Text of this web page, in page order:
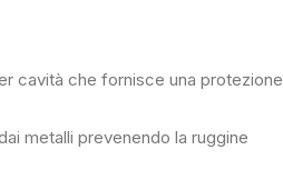
cavità che fornisce una protezione
metalli prevenendo la ruggine